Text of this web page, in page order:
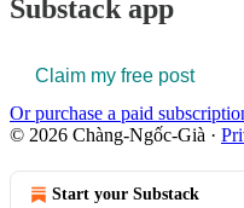
Substack app
Claim my free post
Or purchase a paid
© 2026 Chàng-Ngốc-Già ·
Start your Substack